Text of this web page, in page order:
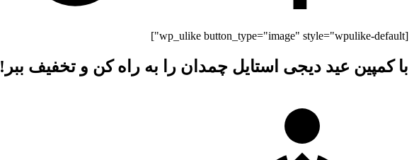
[wp_ulike button_type="image" style="wpulike-default"]
با کمپین عید دیجی استایل چمدان را به راه کن و تخفیف ببر!